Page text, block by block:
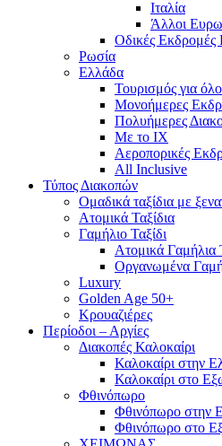
Ιταλία
Άλλοι
Οδικές
Ρωσία
Ελλάδα
Τουρισμός για
Mονοήμερες
Πολυήμερες
Με το ΙΧ
Αεροπορικές
All Inclusive
Τύπος Διακοπών
Ομαδικά ταξίδια με
Ατομικά Ταξίδια
Γαμήλιο Ταξίδι
Ατομικά Γαμήλια
Οργανωμένα
Luxury
Golden Age 50+
Κρουαζιέρες
Περίοδοι – Αργίες
Διακοπές Καλοκαίρι
Καλοκαίρι στην
Καλοκαίρι στο
Φθινόπωρο
Φθινόπωρο στην
Φθινόπωρο στο